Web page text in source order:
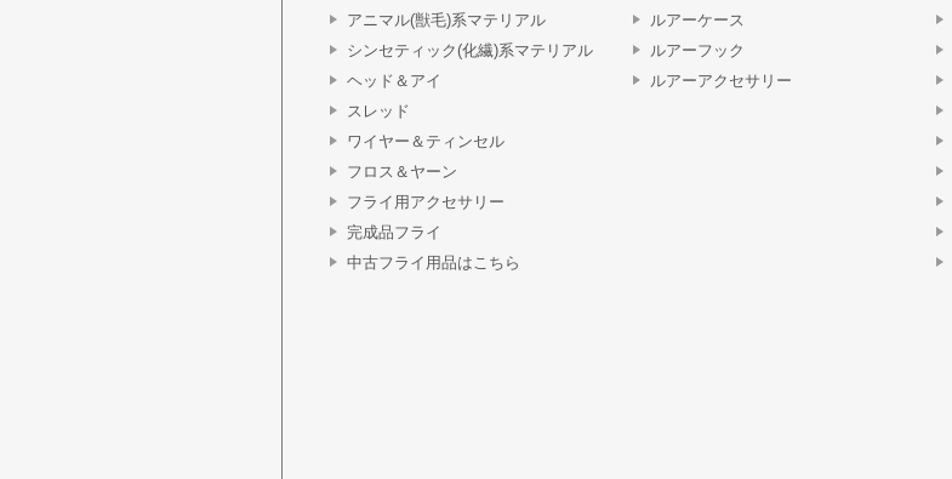
アニマル(獣毛)系マテリアル
シンセティック(化繊)系マテリアル
ヘッド＆アイ
スレッド
ワイヤー＆ティンセル
フロス＆ヤーン
フライ用アクセサリー
完成品フライ
中古フライ用品はこちら
ルアーケース
ルアーフック
ルアーアクセサリー